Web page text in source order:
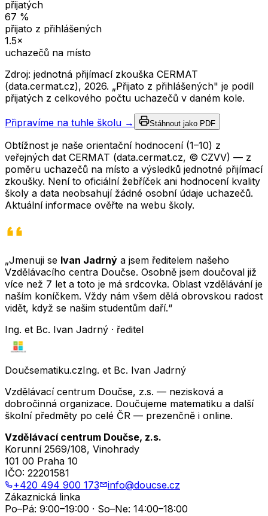
přijatých
67 %
přijato z přihlášených
1.5×
uchazečů na místo
Zdroj: jednotná přijímací zkouška CERMAT
(data.cermat.cz), 2026. „Přijato z přihlášených" je podíl
přijatých z celkového počtu uchazečů v daném kole.
Připravíme na tuhle školu → Stáhnout jako PDF
Obtížnost je naše orientační hodnocení (1–10) z
veřejných dat CERMAT (data.cermat.cz, © CZVV) — z
poměru uchazečů na místo a výsledků jednotné přijímací
zkoušky. Není to oficiální žebříček ani hodnocení kvality
školy a data neobsahují žádné osobní údaje uchazečů.
Aktuální informace ověřte na webu školy.
„Jmenuji se Ivan Jadrný a jsem ředitelem našeho
Vzdělávacího centra Doučse. Osobně jsem doučoval již
více než 7 let a toto je má srdcovka. Oblast vzdělávání je
naším koníčkem. Vždy nám všem dělá obrovskou radost
vidět, když se našim studentům daří.“
Ing. et Bc. Ivan Jadrný · ředitel
Doučsematiku.czIng. et Bc. Ivan Jadrný
Vzdělávací centrum Doučse, z.s. — nezisková a
dobročinná organizace. Doučujeme matematiku a další
školní předměty po celé ČR — prezenčně i online.
Vzdělávací centrum Doučse, z.s.
Korunní 2569/108, Vinohrady
101 00 Praha 10
IČO: 22201581
+420 494 900 173
info@doucse.cz
Zákaznická linka
Po–Pá: 9:00–19:00 · So–Ne: 14:00–18:00